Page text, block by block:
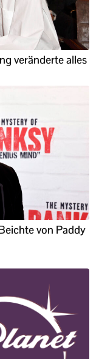
veränderte alles
von Paddy